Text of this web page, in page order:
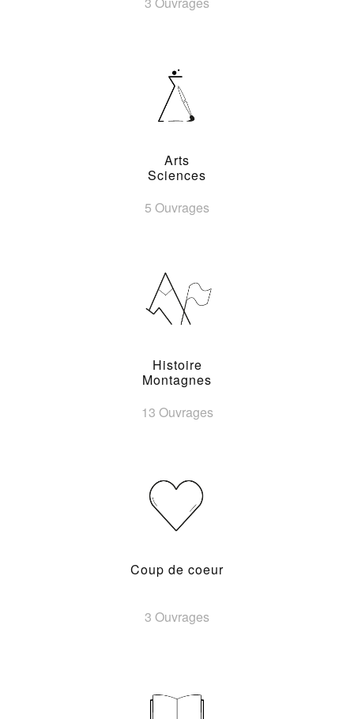
Arts
Sciences
5 Ouvrages
Histoire
Montagnes
13 Ouvrages
Coup de coeur
3 Ouvrages